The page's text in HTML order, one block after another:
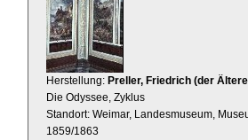
Herstellung: Preller, Friedrich (der
Die Odyssee, Zyklus
Standort: Weimar, Landesmuseum,
1859/1863